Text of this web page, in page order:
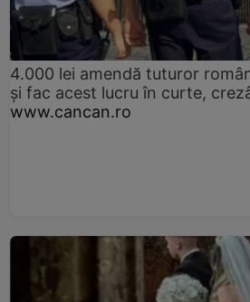
4.000 lei amendă tuturor
și fac acest lucru în curte,
www.cancan.ro